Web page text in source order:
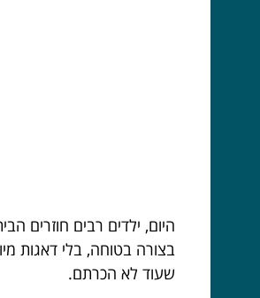
היום, ילדים רבים חוזרים
בצורה בטוחה, בלי דאגות
שעוד לא הכרתם.